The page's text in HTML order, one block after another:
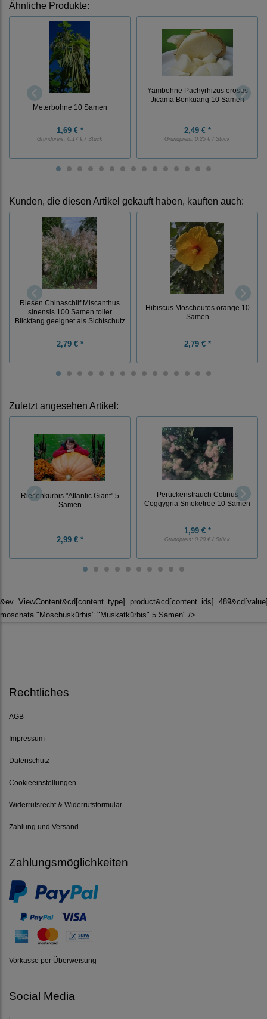
Ähnliche Produkte:
Meterbohne 10 Samen
1,69 € *
Grundpreis: 0,17 € / Stück
Yambohne Pachyrhizus erosus
Jicama Benkuang 10 Samen
2,49 € *
Grundpreis: 0,25 € / Stück
Kunden, die diesen Artikel gekauft haben, kauften auch:
Riesen Chinaschilf Miscanthus
sinensis 100 Samen toller
Blickfang geeignet als Sichtschutz
2,79 € *
Hibiscus Moscheutos orange 10
Samen
2,79 € *
Zuletzt angesehen Artikel:
Riesenkürbis "Atlantic Giant" 5
Samen
2,99 € *
Perückenstrauch Cotinus
Coggygria Smoketree 10 Samen
1,99 € *
Grundpreis: 0,20 € / Stück
moschata "Moschuskürbis" "Muskatkürbis" 5 Samen" />
Rechtliches
AGB
Impressum
Datenschutz
Cookieeinstellungen
Widerrufsrecht & Widerrufsformular
Zahlung und Versand
Zahlungsmöglichkeiten
Vorkasse per Überweisung
Social Media